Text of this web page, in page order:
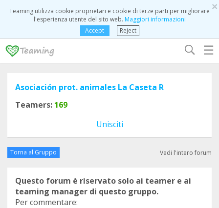
×
Teaming utilizza cookie proprietari e cookie di terze parti per migliorare
l'esperienza utente del sito web. Maggiori informazioni
Accept
Reject
☰
Asociación prot. animales La Caseta R
Teamers: 169
Unisciti
Torna al Gruppo Vedi l'intero forum
Questo forum è riservato solo ai teamer e ai
teaming manager di questo gruppo.
Per commentare: